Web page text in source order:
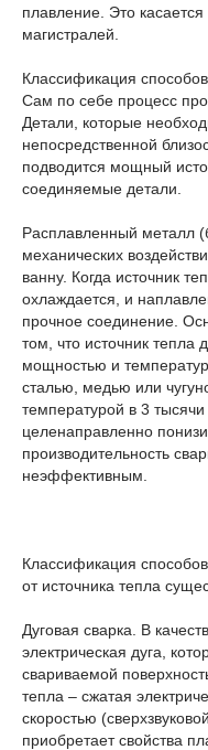
плавление. Это
магистралей.
Классификация
Сам по себе процесс
Детали, которые
непосредственной
подводится мощный
соединяемые детали.
Расплавленный металл
механических
ванну. Когда источник
охлаждается, и
прочное соединение.
том, что источник тепла
мощностью и
сталью, медью или
температурой в 3
целенаправленно
производительность
неэффективным.
Классификация
от источника тепла
Дуговая сварка. В
электрическая дуга,
свариваемой
тепла – сжатая
скоростью
приобретает свойства